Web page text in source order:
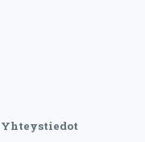
Yhteystiedot